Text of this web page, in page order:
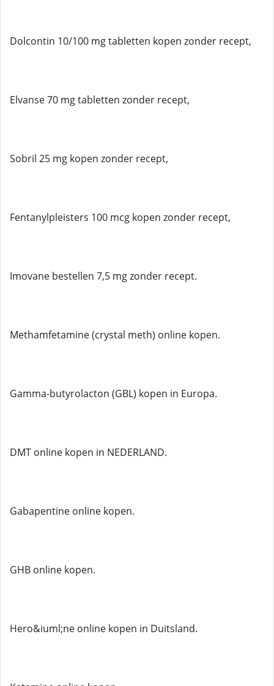
Dolcontin 10/100 mg tabletten kopen zonder recept,
Elvanse 70 mg tabletten zonder recept,
Sobril 25 mg kopen zonder recept,
Fentanylpleisters 100 mcg kopen zonder recept,
Imovane bestellen 7,5 mg zonder recept.
Methamfetamine (crystal meth) online kopen.
Gamma-butyrolacton (GBL) kopen in Europa.
DMT online kopen in NEDERLAND.
Gabapentine online kopen.
GHB online kopen.
Hero&iuml;ne online kopen in Duitsland.